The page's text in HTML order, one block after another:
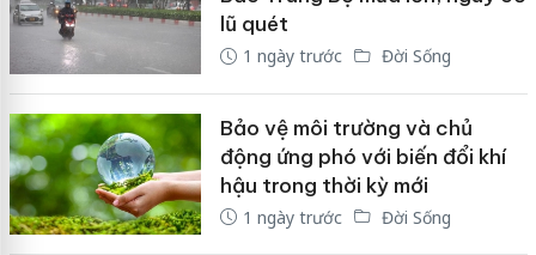
lũ quét
1 ngày trước Đời Sống
Bảo vệ môi trường và chủ
động ứng phó với biến đổi khí
hậu trong thời kỳ mới
1 ngày trước Đời Sống